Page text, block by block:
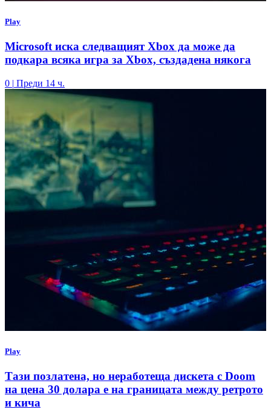
Play
Microsoft иска следващият Xbox да може да
подкара всяка игра за Xbox, създадена някога
0 | Преди 14 ч.
Play
Тази позлатена, но неработеща дискета с Doom
на цена 30 долара е на границата между ретрото
и кича